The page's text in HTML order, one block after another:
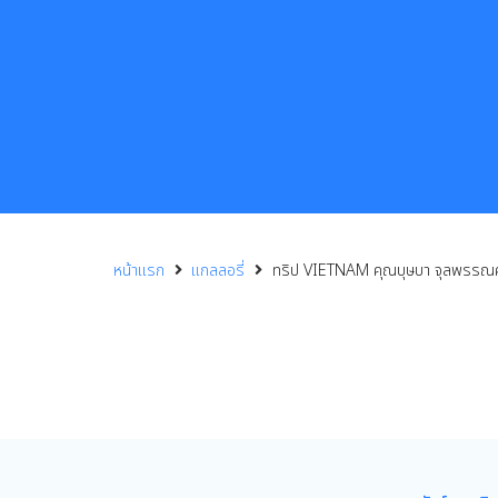
หน้าแรก แกลลอรี่ ทริป VIETNAM คุณบุษบา จุลพรรณ